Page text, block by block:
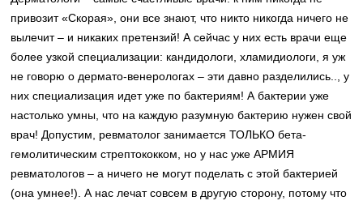
привозит «Скорая», они все знают, что никто никогда ничего не
вылечит – и никаких претензий! А сейчас у них есть врачи еще
более узкой специализации: кандидологи, хламидиологи, я уж
не говорю о дермато-венерологах – эти давно разделились.., у
них специализация идет уже по бактериям! А бактерии уже
настолько умны, что на каждую разумную бактерию нужен свой
врач! Допустим, ревматолог занимается ТОЛЬКО бета-
гемолитическим стрептококком, но у нас уже АРМИЯ
ревматологов – а ничего не могут поделать с этой бактерией
(она умнее!). А нас лечат совсем в другую сторону, потому что